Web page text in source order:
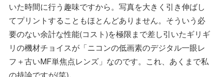
いた時間に行う趣味ですから。写真を大きく引き伸ばし
てプリントすることもほとんどありません。そういう必
要のない余計な性能(コスト)を極限まで差し引いたギリギ
リの機材チョイスが「ニコンの低画素のデジタル一眼レ
フ＋古いMF単焦点レンズ」なのです。これ、あくまで私
の持論ですが(笑)。